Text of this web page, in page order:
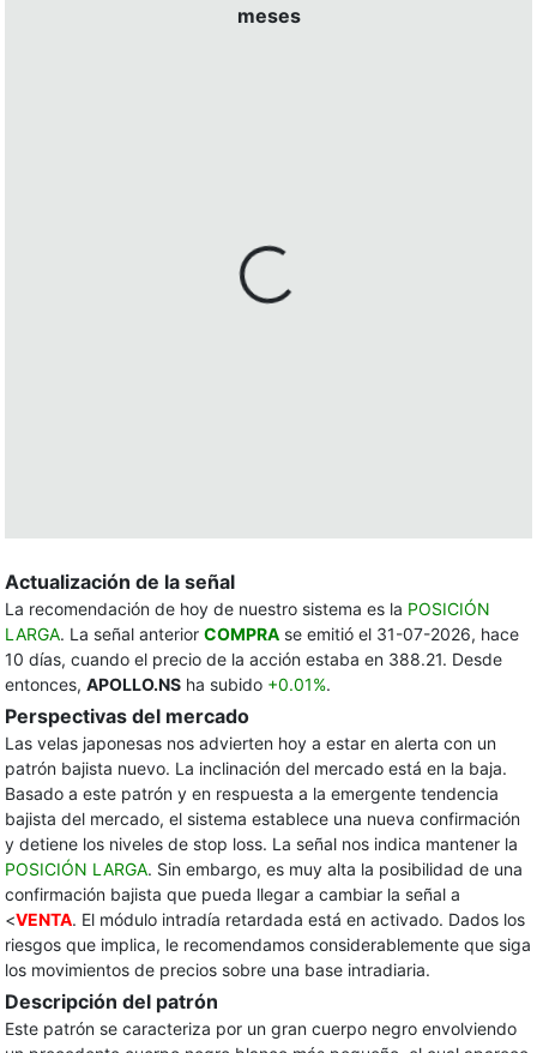
meses
Actualización de la señal
La recomendación de hoy de nuestro sistema es la POSICIÓN
LARGA. La señal anterior COMPRA se emitió el 31-07-2026, hace
10 días, cuando el precio de la acción estaba en 388.21. Desde
entonces, APOLLO.NS ha subido +0.01%.
Perspectivas del mercado
Las velas japonesas nos advierten hoy a estar en alerta con un
patrón bajista nuevo. La inclinación del mercado está en la baja.
Basado a este patrón y en respuesta a la emergente tendencia
bajista del mercado, el sistema establece una nueva confirmación
y detiene los niveles de stop loss. La señal nos indica mantener la
POSICIÓN LARGA. Sin embargo, es muy alta la posibilidad de una
confirmación bajista que pueda llegar a cambiar la señal a
<VENTA. El módulo intradía retardada está en activado. Dados los
riesgos que implica, le recomendamos considerablemente que siga
los movimientos de precios sobre una base intradiaria.
Descripción del patrón
Este patrón se caracteriza por un gran cuerpo negro envolviendo